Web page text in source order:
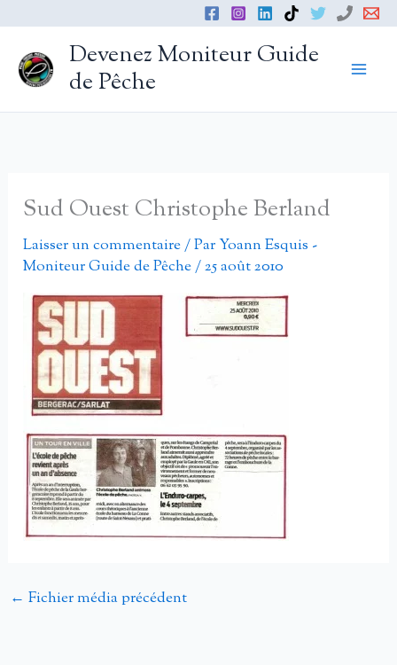
contenu
Devenez Moniteur Guide
de Pêche
Sud Ouest Christophe Berland
Laisser un commentaire/ ParYoann Esquis -
Moniteur Guide de Pêche/25 août 2010
← Fichier média précédent